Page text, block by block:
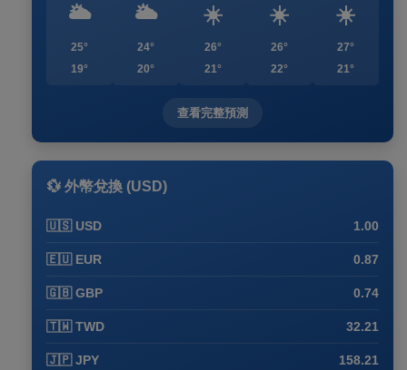
🌥️
25°
19°
🌥️
24°
20°
☀️
26°
21°
☀️
26°
22°
☀️
27°
21°
查看完整預測
💱 外幣兌換 (USD)
🇺🇸 USD 1.00
🇪🇺 EUR 0.87
🇬🇧 GBP 0.74
🇹🇼 TWD 32.21
🇯🇵 JPY 158.21